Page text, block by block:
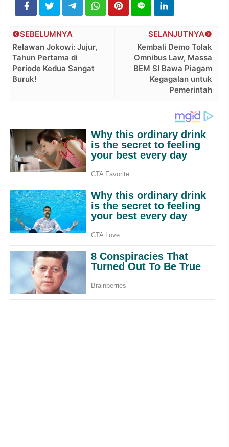
SELANJUTNYA
Kembali Demo Tolak
Omnibus Law, Massa
BEM SI Bawa Piagam
Kegagalan untuk
Pemerintah
SEBELUMNYA
Relawan Jokowi: Jujur,
Tahun Pertama di
Periode Kedua Sangat
Buruk!